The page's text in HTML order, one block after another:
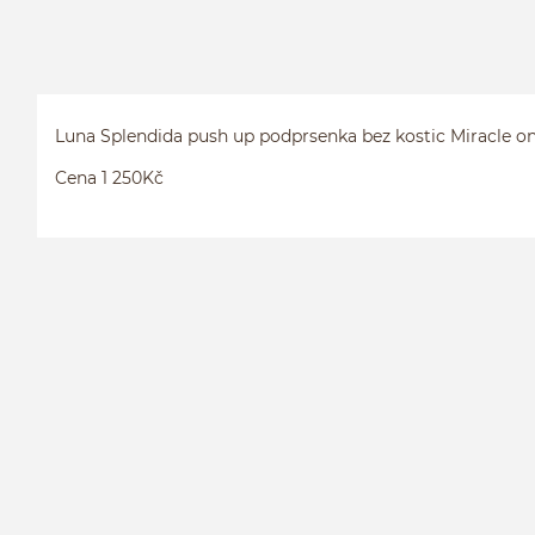
Luna Splendida push up podprsenka bez kostic Miracle
Cena 1 250Kč